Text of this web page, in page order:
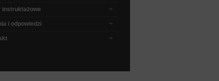
instruktażowe
i odpowiedzi